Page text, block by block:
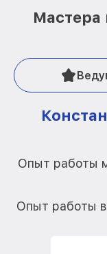
Опыт работы
Опыт работы